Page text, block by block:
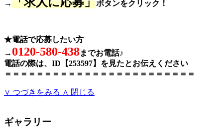
→
ボタンをクリック！
★電話で応募したい方
→ 0120-580-438までお電話♪
電話の際は、ID【253597】を見たとお伝えください
＝＝＝＝＝＝＝＝＝＝＝＝＝＝＝＝＝＝＝＝＝＝＝＝
∨ つづきをみる ∧ 閉じる
ギャラリー